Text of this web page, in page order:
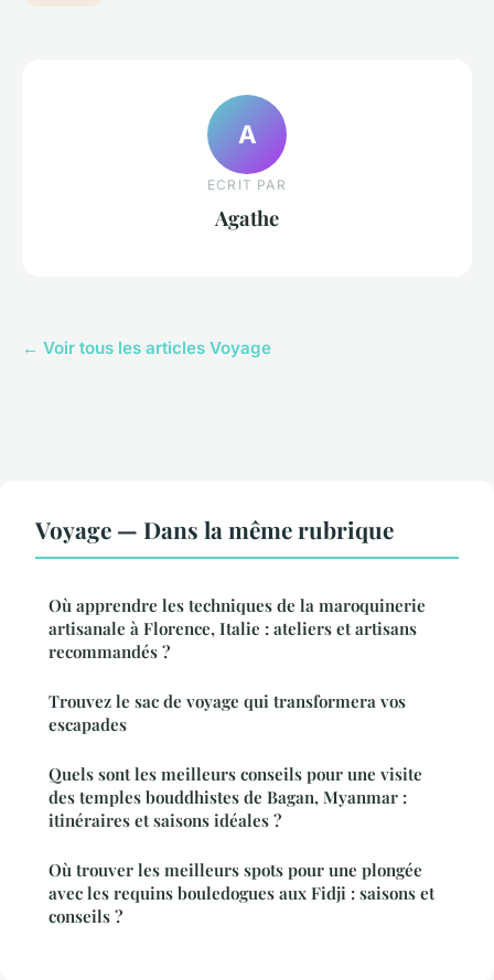
A
ECRIT PAR
Agathe
← Voir tous les articles Voyage
Voyage — Dans la même rubrique
Où apprendre les techniques de la maroquinerie
artisanale à Florence, Italie : ateliers et artisans
recommandés ?
Trouvez le sac de voyage qui transformera vos
escapades
Quels sont les meilleurs conseils pour une visite
des temples bouddhistes de Bagan, Myanmar :
itinéraires et saisons idéales ?
Où trouver les meilleurs spots pour une plongée
avec les requins bouledogues aux Fidji : saisons et
conseils ?